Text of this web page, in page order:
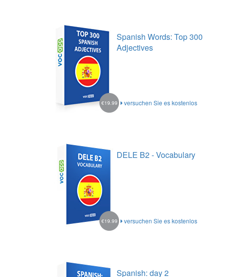
Spanish Words: Top 300
Adjectives
versuchen Sie es kostenlos
€19.99
DELE B2 - Vocabulary
versuchen Sie es kostenlos
€19.99
Spanish: day 2